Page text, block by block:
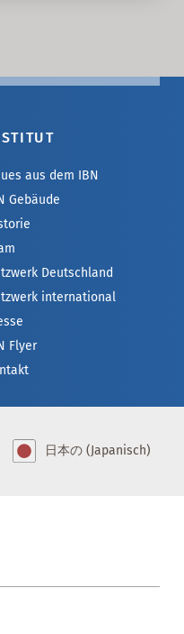
aus dem IBN
Gebäude
Deutschland
international
Flyer
日本の (Japanisch)